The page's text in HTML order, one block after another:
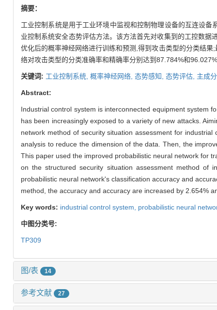
摘要：
工业控制系统是用于工业环境中监视和控制物理设备的互连设
业控制系统安全态势评估方法。该方法首先对收集到的工控数
优化后的概率神经网络进行训练和预测,得到攻击类型的分类结
络对攻击类型的分类准确率和精确率分别达到87.784%和
关键词: 工业控制系统, 概率神经网络, 态势感知, 态势评估, 主成
Abstract:
Industrial control system is interconnected equipment system
has been increasingly exposed to a variety of new attacks.
network method of security situation assessment for
analysis to reduce the dimension of the data. Then, the
This paper used the improved probabilistic neural network for
on the structured security situation assessment method of
probabilistic neural network's classification accuracy and
method, the accuracy and accuracy are increased by 2.654%
Key words: industrial control system, probabilistic neural
中图分类号:
TP309
图/表 14
参考文献 27